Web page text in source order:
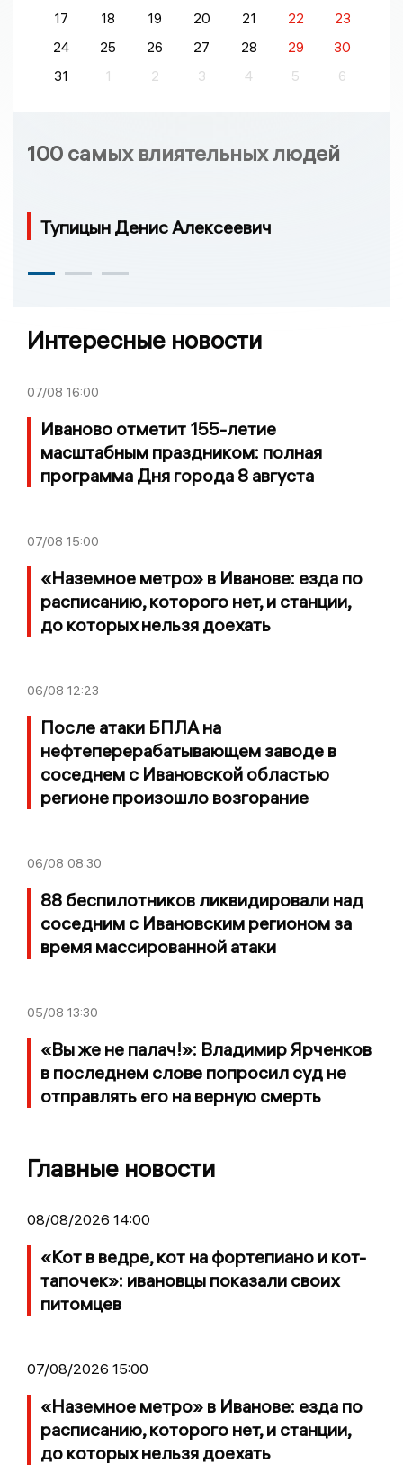
17
18 19 20 21 22
23
24
25 26 27 28 29
30
31
1 2 3 4 5 6
100 самых влиятельных людей
Тупицын Денис Алексеевич
Интересные новости
07/08 16:00
Иваново отметит 155-летие
масштабным праздником: полная
программа Дня города 8 августа
07/08 15:00
«Наземное метро» в Иванове: езда по
расписанию, которого нет, и станции,
до которых нельзя доехать
06/08 12:23
После атаки БПЛА на
нефтеперерабатывающем заводе в
соседнем с Ивановской областью
регионе произошло возгорание
06/08 08:30
88 беспилотников ликвидировали над
соседним с Ивановским регионом за
время массированной атаки
05/08 13:30
«Вы же не палач!»: Владимир Ярченков
в последнем слове попросил суд не
отправлять его на верную смерть
Главные новости
08/08/2026 14:00
«Кот в ведре, кот на фортепиано и кот-
тапочек»: ивановцы показали своих
питомцев
07/08/2026 15:00
«Наземное метро» в Иванове: езда по
расписанию, которого нет, и станции,
до которых нельзя доехать